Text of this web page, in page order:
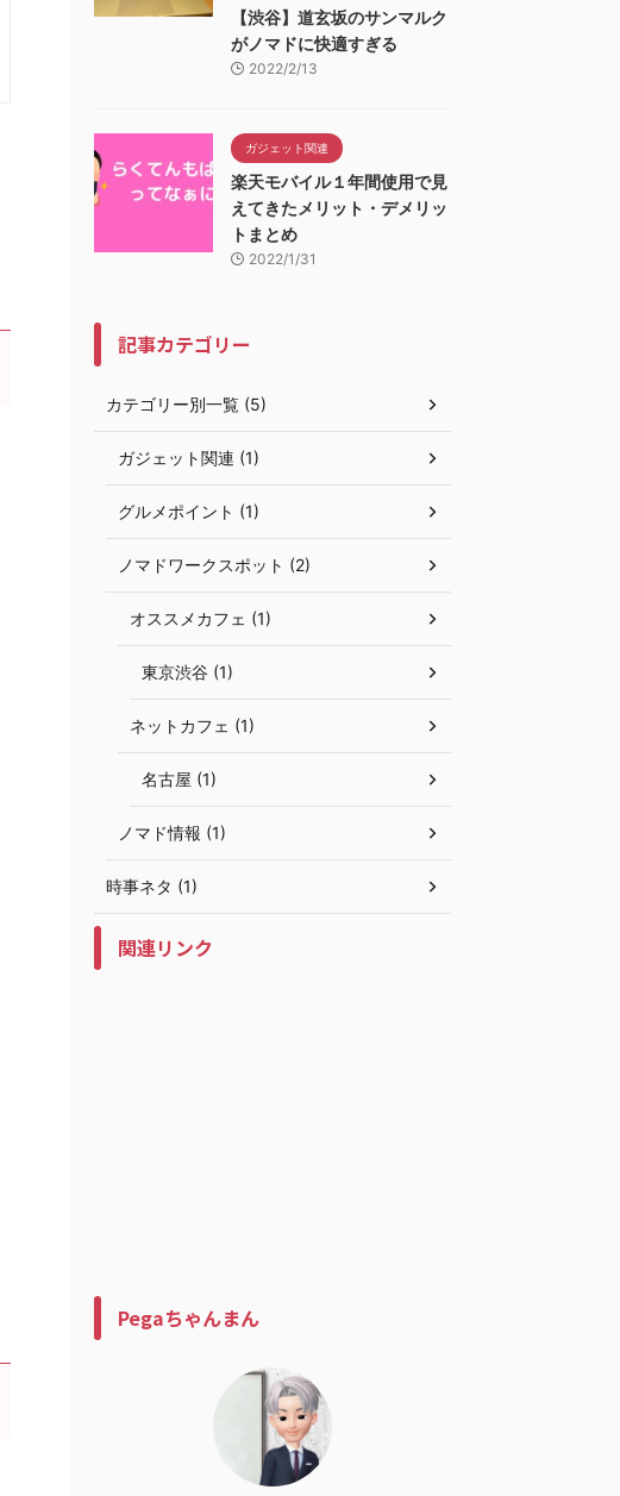
【渋谷】道玄坂のサンマルク
がノマドに快適すぎる
2022/2/13
ガジェット関連
楽天モバイル１年間使用で見
えてきたメリット・デメリッ
トまとめ
2022/1/31
記事カテゴリー
カテゴリー別一覧 (5)
ガジェット関連 (1)
グルメポイント (1)
ノマドワークスポット (2)
オススメカフェ (1)
東京渋谷 (1)
ネットカフェ (1)
名古屋 (1)
ノマド情報 (1)
時事ネタ (1)
関連リンク
Pegaちゃんまん